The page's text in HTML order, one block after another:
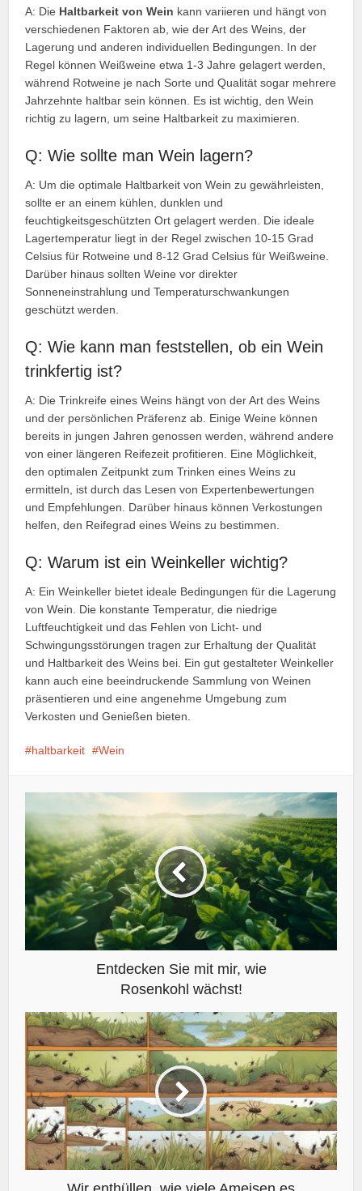
A: Die Haltbarkeit von Wein kann variieren und hängt von
verschiedenen Faktoren ab, wie der Art des Weins, der
Lagerung und anderen individuellen Bedingungen. In der
Regel können Weißweine etwa 1-3 Jahre gelagert werden,
während Rotweine je nach Sorte und Qualität sogar mehrere
Jahrzehnte haltbar sein können. Es ist wichtig, den Wein
richtig zu lagern, um seine Haltbarkeit zu maximieren.
Q: Wie sollte man Wein lagern?
A: Um die optimale Haltbarkeit von Wein zu gewährleisten,
sollte er an einem kühlen, dunklen und
feuchtigkeitsgeschützten Ort gelagert werden. Die ideale
Lagertemperatur liegt in der Regel zwischen 10-15 Grad
Celsius für Rotweine und 8-12 Grad Celsius für Weißweine.
Darüber hinaus sollten Weine vor direkter
Sonneneinstrahlung und Temperaturschwankungen
geschützt werden.
Q: Wie kann man feststellen, ob ein Wein
trinkfertig ist?
A: Die Trinkreife eines Weins hängt von der Art des Weins
und der persönlichen Präferenz ab. Einige Weine können
bereits in jungen Jahren genossen werden, während andere
von einer längeren Reifezeit profitieren. Eine Möglichkeit,
den optimalen Zeitpunkt zum Trinken eines Weins zu
ermitteln, ist durch das Lesen von Expertenbewertungen
und Empfehlungen. Darüber hinaus können Verkostungen
helfen, den Reifegrad eines Weins zu bestimmen.
Q: Warum ist ein Weinkeller wichtig?
A: Ein Weinkeller bietet ideale Bedingungen für die Lagerung
von Wein. Die konstante Temperatur, die niedrige
Luftfeuchtigkeit und das Fehlen von Licht- und
Schwingungsstörungen tragen zur Erhaltung der Qualität
und Haltbarkeit des Weins bei. Ein gut gestalteter Weinkeller
kann auch eine beeindruckende Sammlung von Weinen
präsentieren und eine angenehme Umgebung zum
Verkosten und Genießen bieten.
haltbarkeit Wein
Entdecken Sie mit mir, wie
Rosenkohl wächst!